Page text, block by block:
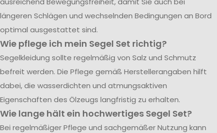
längeren Schlägen und wechselnden Bedingungen an Bord
optimal ausgestattet sind.
Wie pflege ich mein Segel Set richtig?
Segelkleidung sollte regelmäßig von Salz und Schmutz
befreit werden. Die Pflege gemäß Herstellerangaben hilft
dabei, die wasserdichten und atmungsaktiven
Eigenschaften des Ölzeugs langfristig zu erhalten.
Wie lange hält ein hochwertiges Segel Set?
Bei regelmäßiger Pflege und sachgemäßer Nutzung kann